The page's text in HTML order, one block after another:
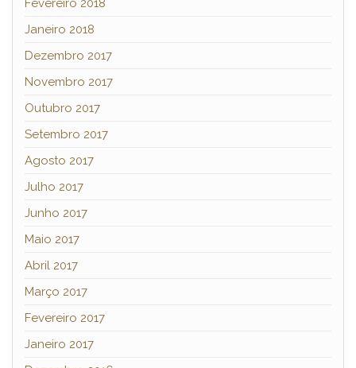
Fevereiro 2018
Janeiro 2018
Dezembro 2017
Novembro 2017
Outubro 2017
Setembro 2017
Agosto 2017
Julho 2017
Junho 2017
Maio 2017
Abril 2017
Março 2017
Fevereiro 2017
Janeiro 2017